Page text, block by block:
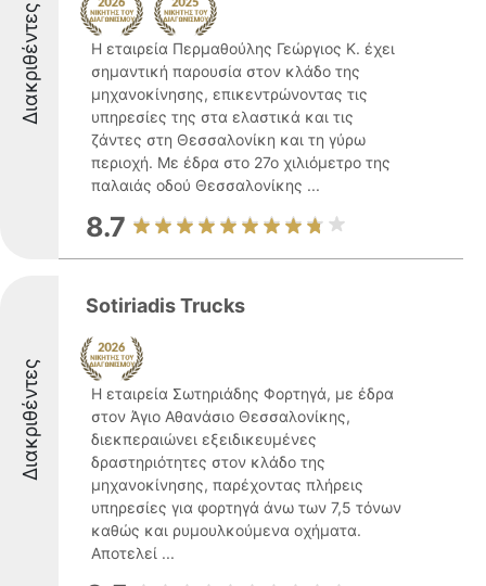
Διακριθέντες
Η εταιρεία Περμαθούλης Γεώργιος Κ. έχει
σημαντική παρουσία στον κλάδο της
μηχανοκίνησης, επικεντρώνοντας τις
υπηρεσίες της στα ελαστικά και τις
ζάντες στη Θεσσαλονίκη και τη γύρω
περιοχή. Με έδρα στο 27ο χιλιόμετρο της
παλαιάς οδού Θεσσαλονίκης ...
8.7
Διακριθέντες
Sotiriadis Trucks
Η εταιρεία Σωτηριάδης Φορτηγά, με έδρα
στον Άγιο Αθανάσιο Θεσσαλονίκης,
διεκπεραιώνει εξειδικευμένες
δραστηριότητες στον κλάδο της
μηχανοκίνησης, παρέχοντας πλήρεις
υπηρεσίες για φορτηγά άνω των 7,5 τόνων
καθώς και ρυμουλκούμενα οχήματα.
Αποτελεί ...